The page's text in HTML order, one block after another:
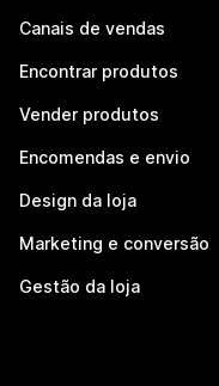
Canais de vendas
Encontrar produtos
Vender produtos
Encomendas e envio
Design da loja
Marketing e conversão
Gestão da loja